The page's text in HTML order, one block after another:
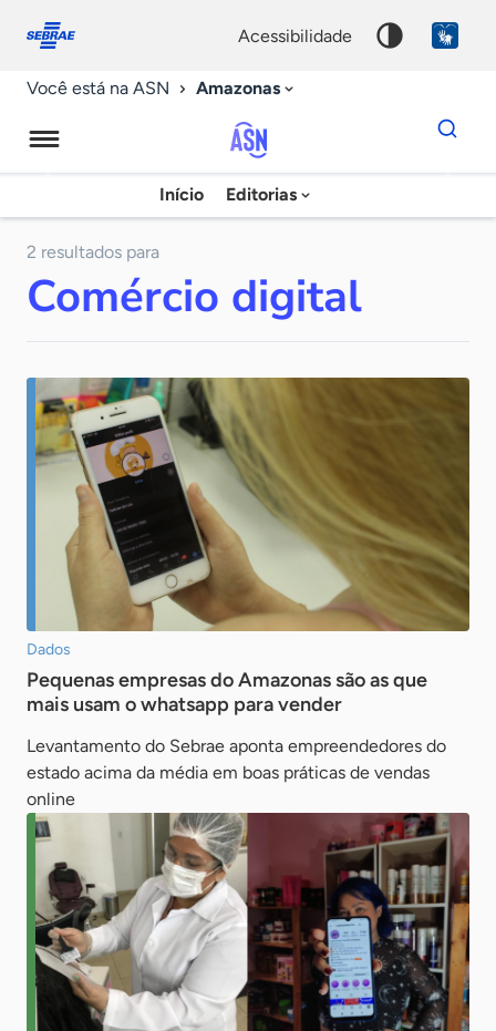
conosco
acessibilidade
Você está na ASN Amazonas
Agência
Sebrae
Notícias
Início Editorias
Dados
para
chave
2 resultados para
Comércio digital
Dados
Pequenas empresas do Amazonas são as que
mais usam o whatsapp para vender
Levantamento do Sebrae aponta empreendedores do
estado acima da média em boas práticas de vendas
online